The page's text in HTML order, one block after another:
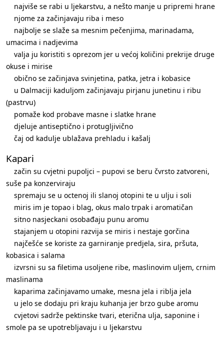
najviše se rabi u ljekarstvu, a nešto manje u pripremi hrane
njome za začinjavaju riba i meso
najbolje se slaže sa mesnim pečenjima, marinadama,
umacima i nadjevima
valja ju koristiti s oprezom jer u većoj količini prekrije druge
okuse i mirise
obično se začinjava svinjetina, patka, jetra i kobasice
u Dalmaciji kaduljom začinjavaju pirjanu junetinu i ribu
(pastrvu)
pomaže kod probave masne i slatke hrane
djeluje antiseptično i protugljivično
čaj od kadulje ublažava prehladu i kašalj
Kapari
začin su cvjetni pupoljci – pupovi se beru čvrsto zatvoreni,
suše pa konzerviraju
spremaju se u octenoj ili slanoj otopini te u ulju i soli
miris im je topao i blag, okus malo trpak i aromatičan
sitno nasjeckani osobađaju punu aromu
stajanjem u otopini razvija se miris i nestaje gorčina
najčešće se koriste za garniranje predjela, sira, pršuta,
kobasica i salama
izvrsni su sa filetima usoljene ribe, maslinovim uljem, crnim
maslinama
kaparima začinjavamo umake, mesna jela i riblja jela
u jelo se dodaju pri kraju kuhanja jer brzo gube aromu
cvjetovi sadrže pektinske tvari, eterična ulja, saponine i
smole pa se upotrebljavaju i u ljekarstvu